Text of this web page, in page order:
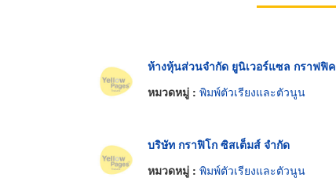
ห้างหุ้นส่วนจำกัด ยูนิเวอร์แซล กราฟฟิค
หมวดหมู่ : พิมพ์ตัวเรียงและตัวนูน
บริษัท กราฟิโก ซิสเต็มส์ จำกัด
หมวดหมู่ : พิมพ์ตัวเรียงและตัวนูน